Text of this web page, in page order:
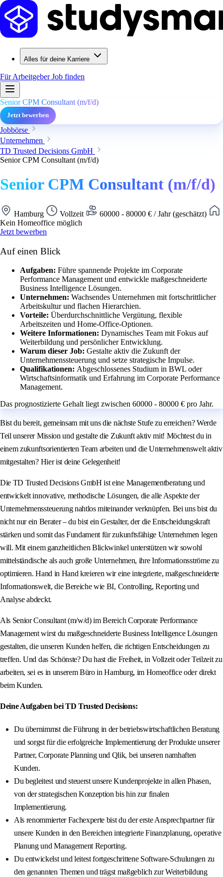
Alles für deine Karriere
Für ArbeitgeberJob finden
Senior CPM Consultant (m/f/d)
Jetzt bewerben
Jobbörse
Unternehmen
TD Trusted Decisions GmbH
Senior CPM Consultant (m/f/d)
Senior CPM Consultant (m/f/d)
Hamburg Vollzeit
60000 - 80000 € / Jahr (geschätzt)
Kein Homeoffice möglich
Jetzt bewerben
Auf einen Blick
Aufgaben: Führe spannende Projekte im Corporate
Performance Management und entwickle maßgeschneiderte
Business Intelligence Lösungen.
Unternehmen: Wachsendes Unternehmen mit fortschrittlicher
Arbeitskultur und flachen Hierarchien.
Vorteile: Überdurchschnittliche Vergütung, flexible
Arbeitszeiten und Home-Office-Optionen.
Weitere Informationen: Dynamisches Team mit Fokus auf
Weiterbildung und persönlicher Entwicklung.
Warum dieser Job: Gestalte aktiv die Zukunft der
Unternehmenssteuerung und setze strategische Impulse.
Qualifikationen: Abgeschlossenes Studium in BWL oder
Wirtschaftsinformatik und Erfahrung im Corporate Performance
Management.
Das prognostizierte Gehalt liegt zwischen 60000 - 80000 € pro Jahr.
Bist du bereit, gemeinsam mit uns die nächste Stufe zu erreichen? Werde
Teil unserer Mission und gestalte die Zukunft aktiv mit! Möchtest du in
einem zukunftsorientierten Team arbeiten und die Unternehmenswelt aktiv
mitgestalten? Hier ist deine Gelegenheit!
Die TD Trusted Decisions GmbH ist eine Managementberatung und
entwickelt innovative, methodische Lösungen, die alle Aspekte der
Unternehmenssteuerung nahtlos miteinander verknüpfen. Bei uns bist du
nicht nur ein Berater – du bist ein Gestalter, der die Entscheidungskraft
stärken und somit das Fundament für zukunftsfähige Unternehmen legen
will. Mit einem ganzheitlichen Blickwinkel unterstützen wir sowohl
mittelständische als auch große Unternehmen, ihre Informationsströme zu
optimieren. Hand in Hand kreieren wir eine integrierte, maßgeschneiderte
Informationswelt, die Bereiche wie BI, Controlling, Reporting und
Analyse abdeckt.
Als Senior Consultant (m/w/d) im Bereich Corporate Performance
Management wirst du maßgeschneiderte Business Intelligence Lösungen
gestalten, die unseren Kunden helfen, die richtigen Entscheidungen zu
treffen. Und das Schönste? Du hast die Freiheit, in Vollzeit oder Teilzeit zu
arbeiten, sei es in unserem Büro in Hamburg, im Homeoffice oder direkt
beim Kunden.
Deine Aufgaben bei TD Trusted Decisions:
Du übernimmst die Führung in der betriebswirtschaftlichen Beratung
und sorgst für die erfolgreiche Implementierung der Produkte unserer
Partner, Corporate Planning und Qlik, bei unseren namhaften
Kunden.
Du begleitest und steuerst unsere Kundenprojekte in allen Phasen,
von der strategischen Konzeption bis hin zur finalen
Implementierung.
Als renommierter Fachexperte bist du der erste Ansprechpartner für
unsere Kunden in den Bereichen integrierte Finanzplanung, operative
Planung und Management Reporting.
Du entwickelst und leitest fortgeschrittene Software-Schulungen zu
den genannten Themen und trägst maßgeblich zur Weiterbildung